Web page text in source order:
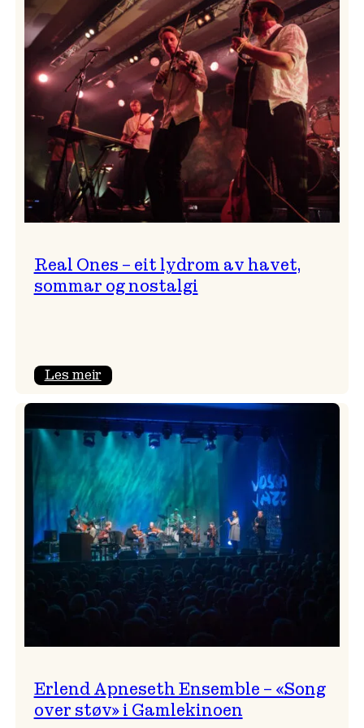
og
…?
Real Ones – eit lydrom av havet,
sommar og nostalgi
Les meir:
Ones
–
eit
lydrom
av
havet,
sommar
og
nostalgi
Erlend Apneseth Ensemble – «Song
over støv» i Gamlekinoen